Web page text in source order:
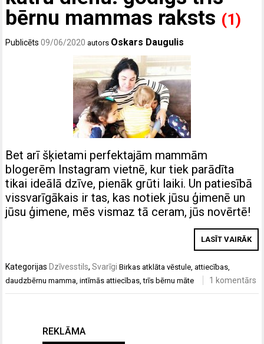
bērnu mammas raksts (1)
Publicēts09/06/2020 autors Oskars Daugulis
Bet arī šķietami perfektajām mammām
blogerēm Instagram vietnē, kur tiek parādīta
tikai ideālā dzīve, pienāk grūti laiki. Un patiesībā
vissvarīgākais ir tas, kas notiek jūsu ģimenē un
jūsu ģimene, mēs vismaz tā ceram, jūs novērtē!
LASĪT VAIRĀK
Kategorijas Dzīvesstils,Svarīgi Birkasatklāta vēstule,attiecības,
daudzbērnu mamma,intīmās attiecības,trīs bērnu māte 1 komentārs
REKLĀMA